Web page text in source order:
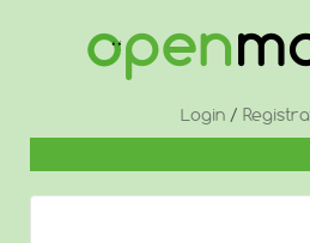
CONTENUTO
Login /